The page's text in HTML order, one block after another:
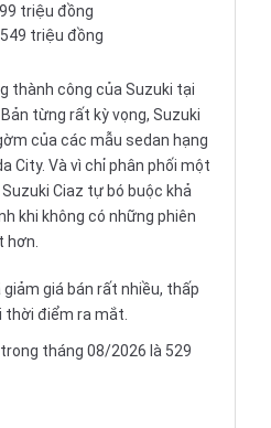
triệu đồng
triệu đồng
thành công của Suzuki tại
từng rất kỳ vọng, Suzuki
của các mẫu sedan hạng
City. Và vì chỉ phân phối một
Ciaz tự bó buộc khả
khi không có những phiên
hơn.
giảm giá bán rất nhiều, thấp
thời điểm ra mắt.
tháng 08/2026 là 529